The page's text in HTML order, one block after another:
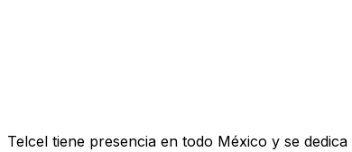
Telcel tiene presencia en todo México y se